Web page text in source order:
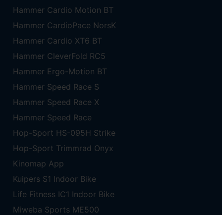
Hammer Cardio Motion BT
Hammer CardioPace NorsK
Hammer Cardio XT6 BT
Hammer CleverFold RC5
Hammer Ergo-Motion BT
Hammer Speed Race S
Hammer Speed Race X
Hammer Speed Race
Hop-Sport HS-095H Strike
Hop-Sport Trimmrad Onyx
Kinomap App
Kuipers S1 Indoor Bike
Life Fitness IC1 Indoor Bike
Miweba Sports ME500